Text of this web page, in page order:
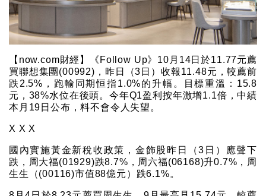
【now.com財經】《Follow Up》10月14日於11.77元薦
買聯想集團(00992)，昨日（3日）收報11.48元，較薦前
跌2.5%，跑輸同期恒指1.0%的升幅。目標重溫：15.8
元，38%水位在後頭。今年Q1盈利按年激增1.1倍，中績
本月19日公布，料不會令人失望。
X X X
國內實施黃金新稅收政策，金飾股昨日（3日）應聲下
跌，周大福(01929)跌8.7%，周六福(06168)升0.7%，周
生生（(00116)市值88億元）跌6.1%。